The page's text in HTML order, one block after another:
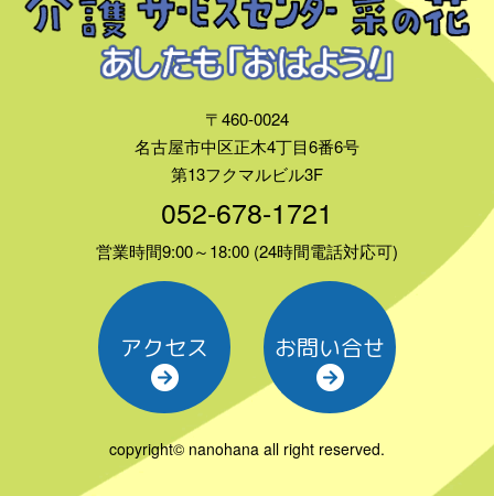
〒460-0024
名古屋市中区正木4丁目6番6号
第13フクマルビル3F
052-678-1721
営業時間9:00～18:00 (24時間電話対応可)
アクセス お問い合せ
copyright© nanohana all right reserved.